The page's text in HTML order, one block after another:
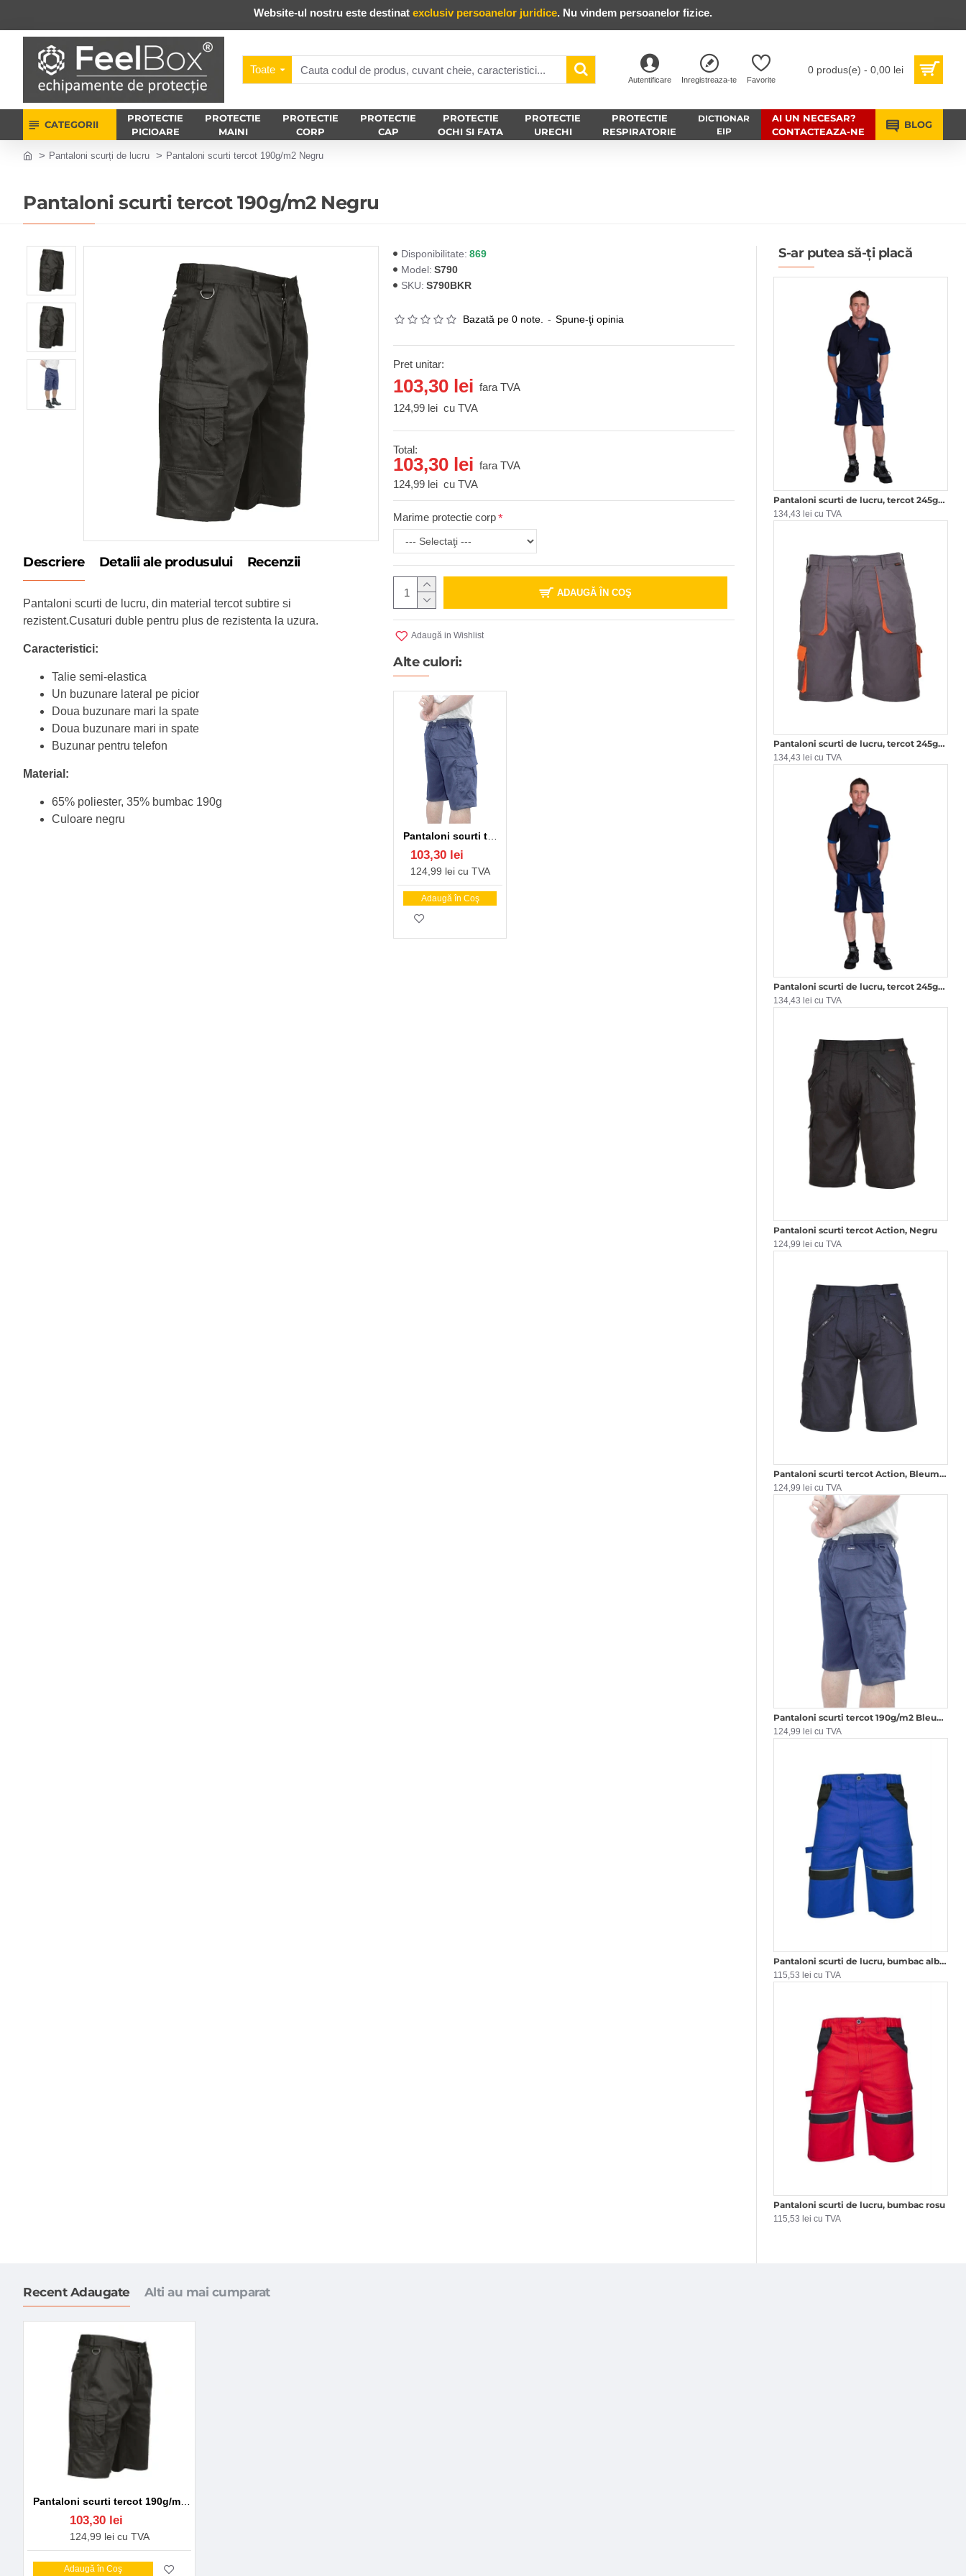
Website-ul nostru este destinat exclusiv persoanelor juridice. Nu vindem persoanelor fizice.
Toate
Autentificare Inregistreaza-te Favorite
0 produs(e) - 0,00 lei
CATEGORII
PROTECTIE
PICIOARE
PROTECTIE
MAINI
PROTECTIE
CORP
PROTECTIE
CAP
PROTECTIE
OCHI SI FATA
PROTECTIE
URECHI
PROTECTIE
RESPIRATORIE
DICTIONAR
EIP
AI UN NECESAR?
CONTACTEAZA-NE
BLOG
Pantaloni scurți de lucru Pantaloni scurti tercot 190g/m2 Negru
Pantaloni scurti tercot 190g/m2 Negru
Descriere Detalii ale produsului Recenzii
Pantaloni scurti de lucru, din material tercot subtire si
rezistent.Cusaturi duble pentru plus de rezistenta la uzura.
Caracteristici:
Talie semi-elastica
Un buzunare lateral pe picior
Doua buzunare mari la spate
Doua buzunare mari in spate
Buzunar pentru telefon
Material:
65% poliester, 35% bumbac 190g
Culoare negru
Disponibilitate: 869
Model: S790
SKU: S790BKR
Bazată pe 0 note. - Spune-ţi opinia
Pret unitar:
103,30 lei fara TVA
124,99 lei cu TVA
Total:
103,30 lei fara TVA
124,99 lei cu TVA
Marime protectie corp
ADAUGĂ ÎN COŞ
Adaugă in Wishlist
Alte culori:
103,30 lei
124,99 lei cu TVA
Adaugă în Coş
S-ar putea să-ți placă
Pantaloni scurti de lucru, tercot 245g/m2,negru-gri
134,43 lei cu TVA
Pantaloni scurti de lucru, tercot 245g/m2,gri-portocaliu
134,43 lei cu TVA
Pantaloni scurti de lucru, tercot 245g/m2, bleumarin-albastru
134,43 lei cu TVA
Pantaloni scurti tercot Action, Negru
124,99 lei cu TVA
Pantaloni scurti tercot Action, Bleumarin
124,99 lei cu TVA
Pantaloni scurti tercot 190g/m2 Bleumarin
124,99 lei cu TVA
Pantaloni scurti de lucru, bumbac albastru
115,53 lei cu TVA
Pantaloni scurti de lucru, bumbac rosu
115,53 lei cu TVA
Recent Adaugate Alti au mai cumparat
103,30 lei
124,99 lei cu TVA
Adaugă în Coş